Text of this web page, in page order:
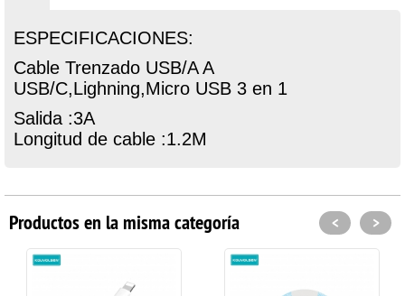
ESPECIFICACIONES:
Cable Trenzado USB/A A
USB/C,Lighning,Micro USB 3 en 1
Salida :3A
Longitud de cable :1.2M
Productos en la misma categoría < >